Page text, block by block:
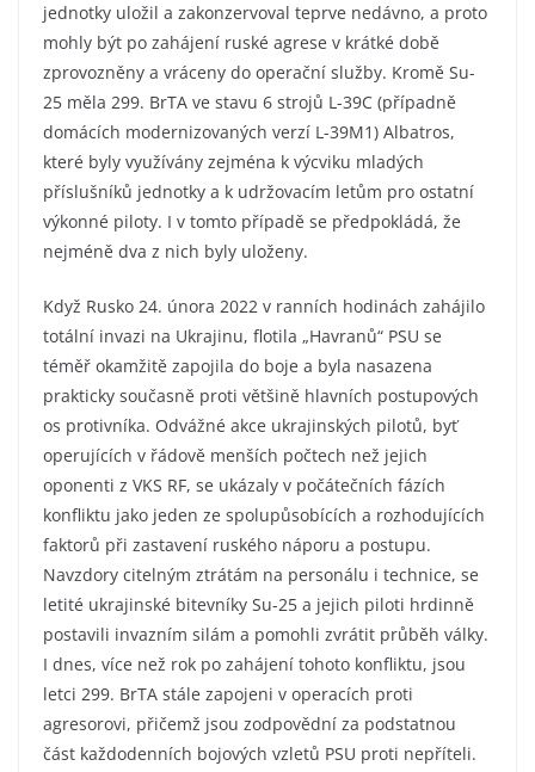
jednotky uložil a zakonzervoval teprve nedávno, a proto
mohly být po zahájení ruské agrese v krátké době
zprovozněny a vráceny do operační služby. Kromě Su-
25 měla 299. BrTA ve stavu 6 strojů L-39C (případně
domácích modernizovaných verzí L-39M1) Albatros,
které byly využívány zejména k výcviku mladých
příslušníků jednotky a k udržovacím letům pro ostatní
výkonné piloty. I v tomto případě se předpokládá, že
nejméně dva z nich byly uloženy.
Když Rusko 24. února 2022 v ranních hodinách zahájilo
totální invazi na Ukrajinu, flotila „Havranů“ PSU se
téměř okamžitě zapojila do boje a byla nasazena
prakticky současně proti většině hlavních postupových
os protivníka. Odvážné akce ukrajinských pilotů, byť
operujících v řádově menších počtech než jejich
oponenti z VKS RF, se ukázaly v počátečních fázích
konfliktu jako jeden ze spolupůsobících a rozhodujících
faktorů při zastavení ruského náporu a postupu.
Navzdory citelným ztrátám na personálu i technice, se
letité ukrajinské bitevníky Su-25 a jejich piloti hrdinně
postavili invazním silám a pomohli zvrátit průběh války.
I dnes, více než rok po zahájení tohoto konfliktu, jsou
letci 299. BrTA stále zapojeni v operacích proti
agresorovi, přičemž jsou zodpovědní za podstatnou
část každodenních bojových vzletů PSU proti nepříteli.